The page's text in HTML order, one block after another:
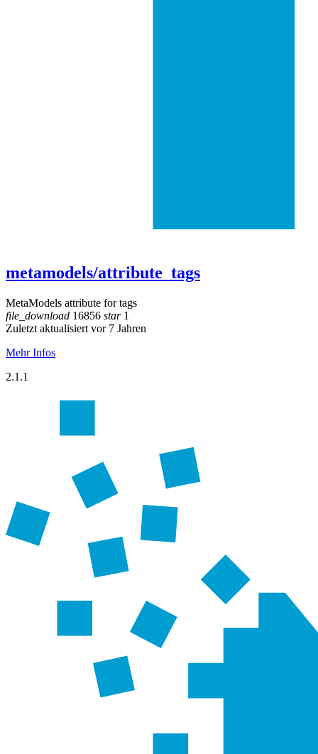
metamodels/attribute_tags
MetaModels attribute for tags
file_download 16856 star1
Zuletzt aktualisiert vor 7 Jahren
Mehr Infos
2.1.1